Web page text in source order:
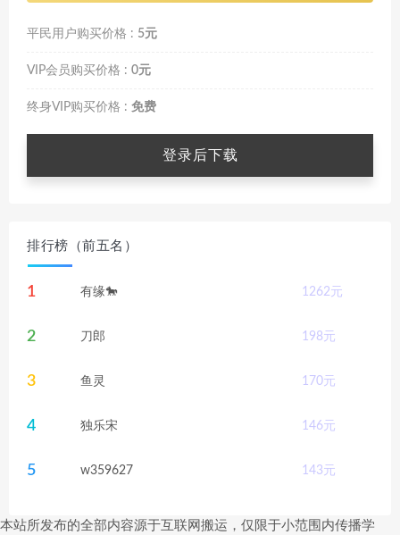
平民用户购买价格 : 5元
VIP会员购买价格 : 0元
终身VIP购买价格 : 免费
登录后下载
排行榜（前五名）
1 有缘🐎 1262元
2 刀郎 198元
3 鱼灵 170元
4 独乐宋 146元
5 w359627 143元
本站所发布的全部内容源于互联网搬运，仅限于小范围内传播学